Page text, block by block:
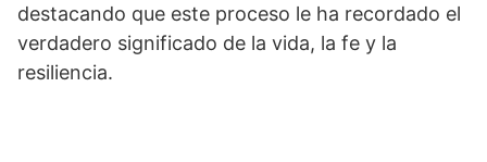
destacando que este proceso le ha recordado el
verdadero significado de la vida, la fe y la
resiliencia.